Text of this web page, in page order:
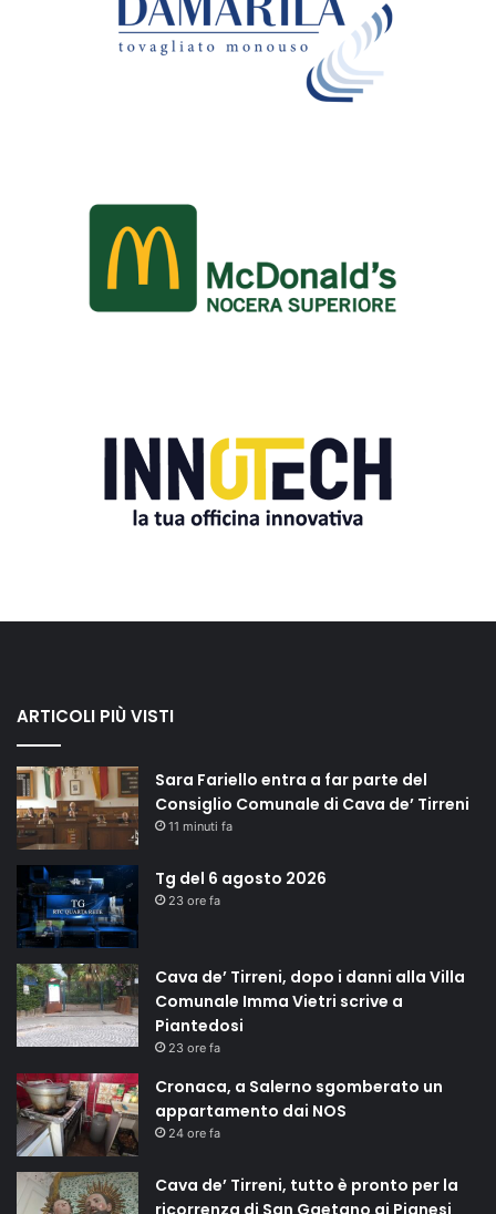
ARTICOLI PIÙ VISTI
Sara Fariello entra a far parte del
Consiglio Comunale di Cava de’ Tirreni
11 minuti fa
Tg del 6 agosto 2026
23 ore fa
Cava de’ Tirreni, dopo i danni alla Villa
Comunale Imma Vietri scrive a
Piantedosi
23 ore fa
Cronaca, a Salerno sgomberato un
appartamento dai NOS
24 ore fa
Cava de’ Tirreni, tutto è pronto per la
ricorrenza di San Gaetano ai Pianesi